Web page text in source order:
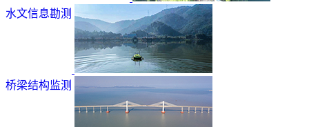
水文信息勘测
桥梁结构监测